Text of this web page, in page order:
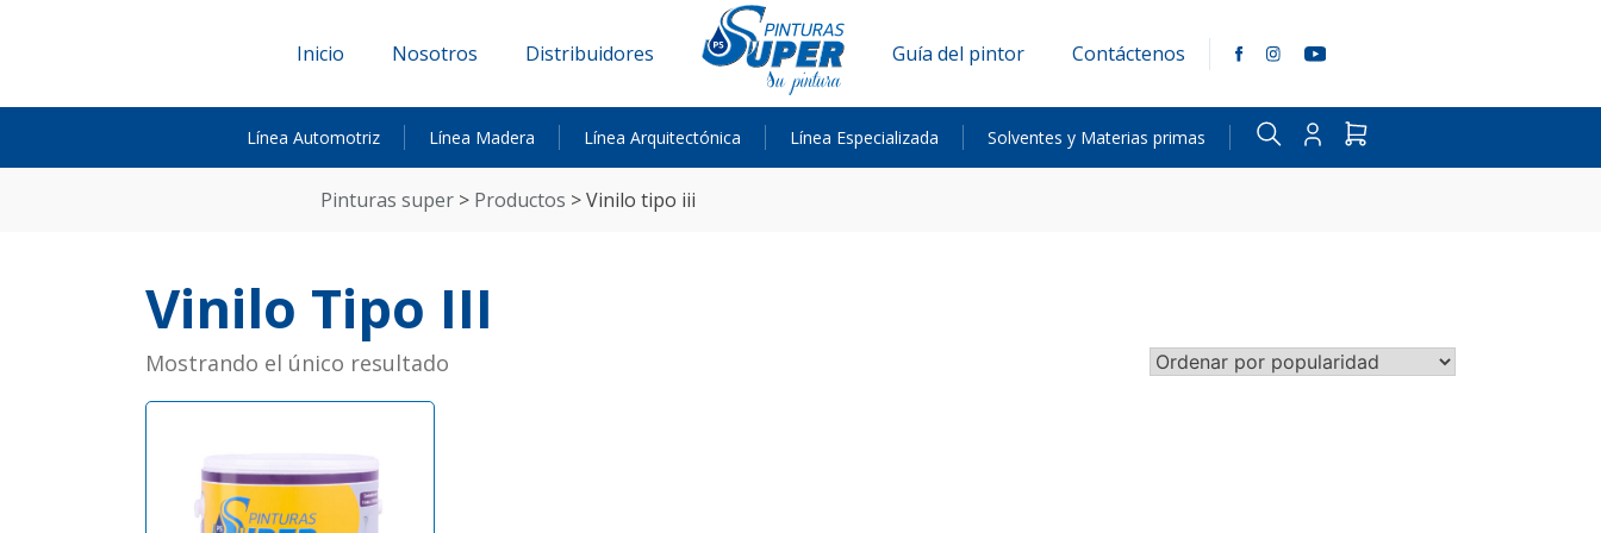
Inicio Nosotros Distribuidores Guía del pintor Contáctenos
Línea Automotriz Línea Madera Línea Arquitectónica Línea Especializada Solventes y Materias primas
pinturas super> productos > vinilo tipo iii
Vinilo Tipo III
Mostrando el único resultado